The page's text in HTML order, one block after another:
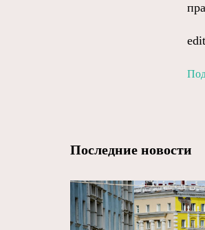
Последние новости